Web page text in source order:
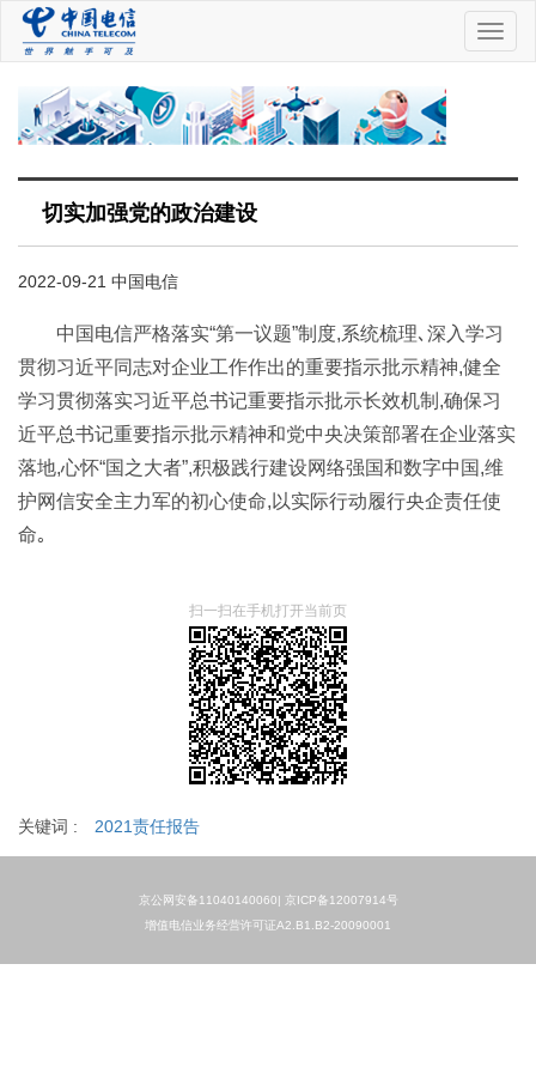
中
国
切实加强党的政治建设
2022-09-21 中国电信
中国电信严格落实“第一议题”制度,系统梳理､深入学习
贯彻习近平同志对企业工作作出的重要指示批示精神,健全
学习贯彻落实习近平总书记重要指示批示长效机制,确保习
近平总书记重要指示批示精神和党中央决策部署在企业落实
落地,心怀“国之大者”,积极践行建设网络强国和数字中国,维
护网信安全主力军的初心使命,以实际行动履行央企责任使
命｡
扫一扫在手机打开当前页
关键词 : 2021责任报告
京公网安备11040140060| 京ICP备12007914号
增值电信业务经营许可证A2.B1.B2-20090001